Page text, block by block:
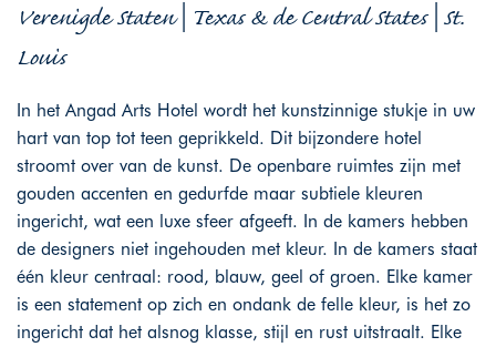
Verenigde Staten | Texas & de Central States | St.
Louis
In het Angad Arts Hotel wordt het kunstzinnige stukje in uw
hart van top tot teen geprikkeld. Dit bijzondere hotel
stroomt over van de kunst. De openbare ruimtes zijn met
gouden accenten en gedurfde maar subtiele kleuren
ingericht, wat een luxe sfeer afgeeft. In de kamers hebben
de designers niet ingehouden met kleur. In de kamers staat
één kleur centraal: rood, blauw, geel of groen. Elke kamer
is een statement op zich en ondank de felle kleur, is het zo
ingericht dat het alsnog klasse, stijl en rust uitstraalt. Elke